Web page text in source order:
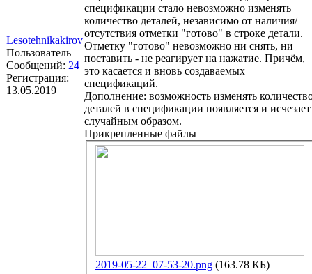
Lesotehnikakirov
Пользователь
Сообщений: 24
Регистрация:
13.05.2019
спецификации стало невозможно изменять
количество деталей, независимо от наличия/
отсутствия отметки "готово" в строке детали.
Отметку "готово" невозможно ни снять, ни
поставить - не реагирует на нажатие. Причём,
это касается и вновь создаваемых
спецификаций.
Дополнение: возможность изменять
деталей в спецификации появляется и исчезает
случайным образом.
Прикрепленные файлы
2019-05-22_07-53-20.png (163.78 КБ)